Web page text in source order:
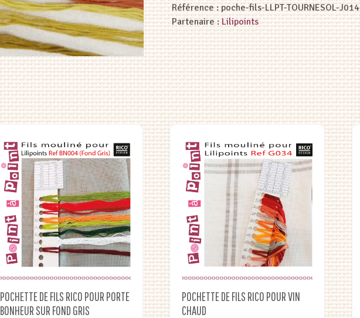
Référence : poche-fils-LLPT-TOURNESOL-J014
Partenaire :Lilipoints
POCHETTE DE FILS RICO POUR PORTE
BONHEUR SUR FOND GRIS
POCHETTE DE FILS RICO POUR VIN
CHAUD